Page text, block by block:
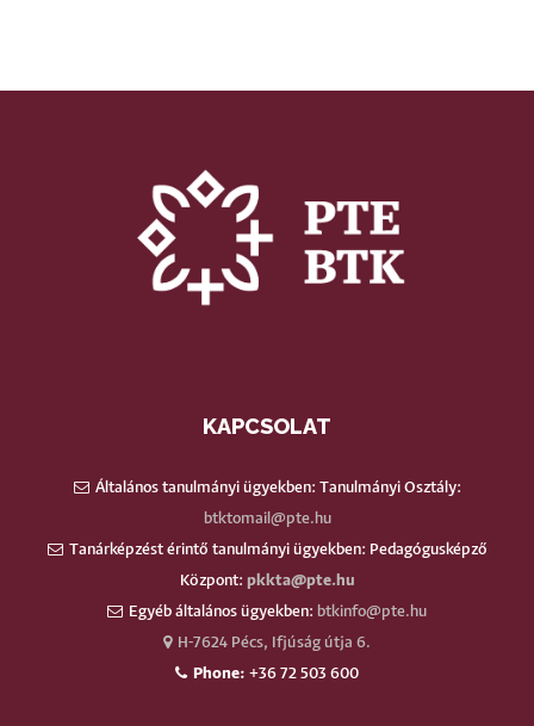
KAPCSOLAT
Általános tanulmányi ügyekben: Tanulmányi Osztály:
btktomail@pte.hu
Tanárképzést érintő tanulmányi ügyekben: Pedagógusképző
Központ: pkkta@pte.hu
Egyéb általános ügyekben: btkinfo@pte.hu
H-7624 Pécs, Ifjúság útja 6.
Phone: +36 72 503 600